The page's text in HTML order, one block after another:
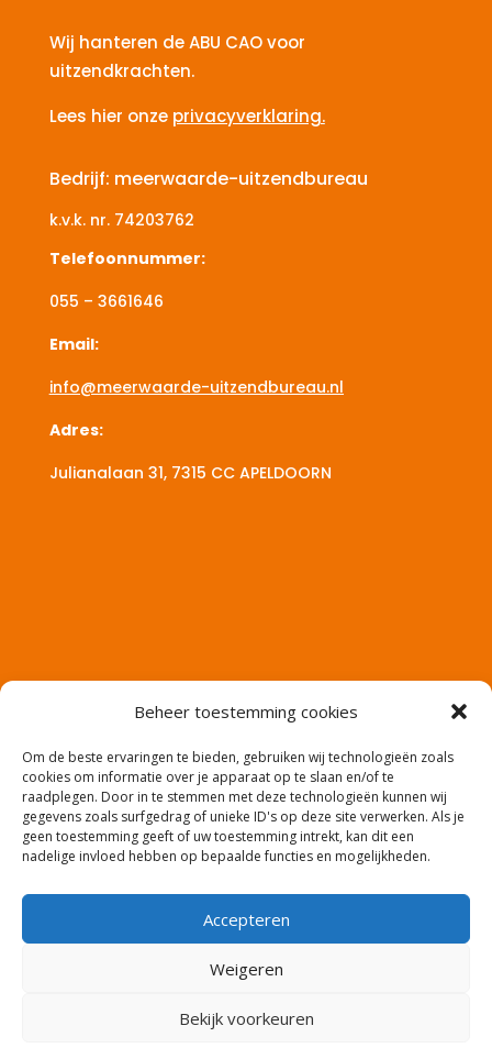
Beheer toestemming cookies
Om de beste ervaringen te bieden, gebruiken wij technologieën zoals
cookies om informatie over je apparaat op te slaan en/of te
raadplegen. Door in te stemmen met deze technologieën kunnen wij
gegevens zoals surfgedrag of unieke ID's op deze site verwerken. Als je
geen toestemming geeft of uw toestemming intrekt, kan dit een
nadelige invloed hebben op bepaalde functies en mogelijkheden.
Accepteren
Weigeren
Bekijk voorkeuren
Wij hanteren de ABU CAO voor
uitzendkrachten.
Lees hier onze privacyverklaring.
Bedrijf: meerwaarde-uitzendbureau
k.v.k. nr.74203762
Telefoonnummer:
055 – 3661646
Email:
info@meerwaarde-uitzendbureau.nl
Adres:
Julianalaan 31, 7315 CCAPELDOORN
Website en productie: Co2media.nl – Copyright:
meerwaarde-uitzendbureau